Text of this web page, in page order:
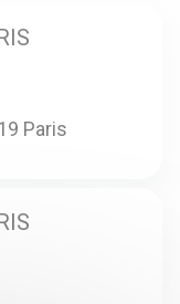
Paris